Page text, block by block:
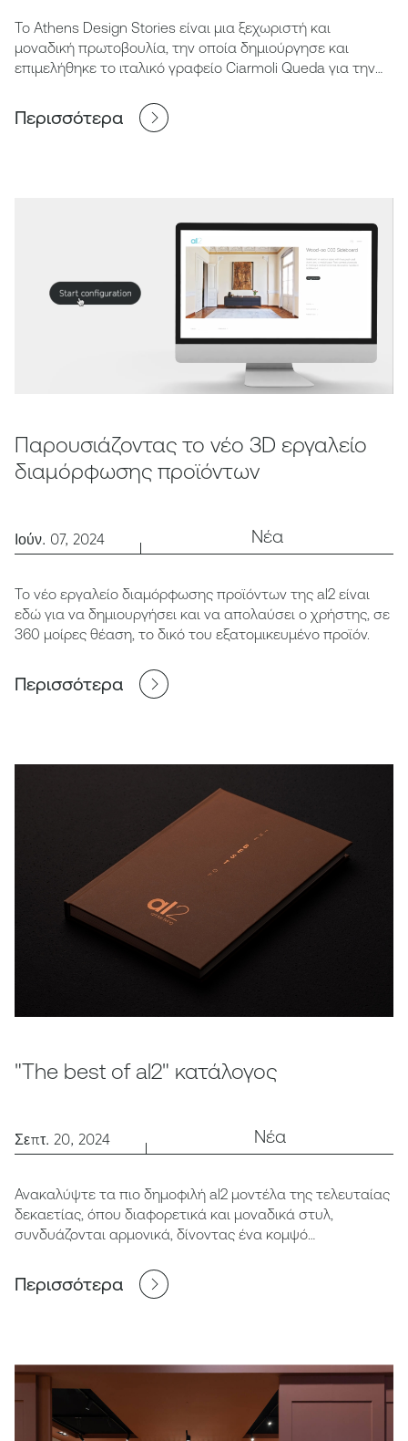
Το Athens Design Stories είναι μια ξεχωριστή και
μοναδική πρωτοβουλία, την οποία δημιούργησε και
επιμελήθηκε το ιταλικό γραφείο Ciarmoli Queda για την
Περισσότερα
Παρουσιάζοντας το νέο 3D εργαλείο
διαμόρφωσης προϊόντων
Ιούν. 07, 2024 Νέα
Το νέο εργαλείο διαμόρφωσης προϊόντων της al2 είναι
εδώ για να δημιουργήσει και να απολαύσει ο χρήστης, σε
360 μοίρες θέαση, το δικό του εξατομικευμένο προϊόν.
Περισσότερα
"The best of al2" κατάλογος
Σεπτ. 20, 2024 Νέα
Ανακαλύψτε τα πιο δημοφιλή al2 μοντέλα της τελευταίας
δεκαετίας, όπου διαφορετικά και μοναδικά στυλ,
συνδυάζονται αρμονικά, δίνοντας ένα κομψό
Περισσότερα